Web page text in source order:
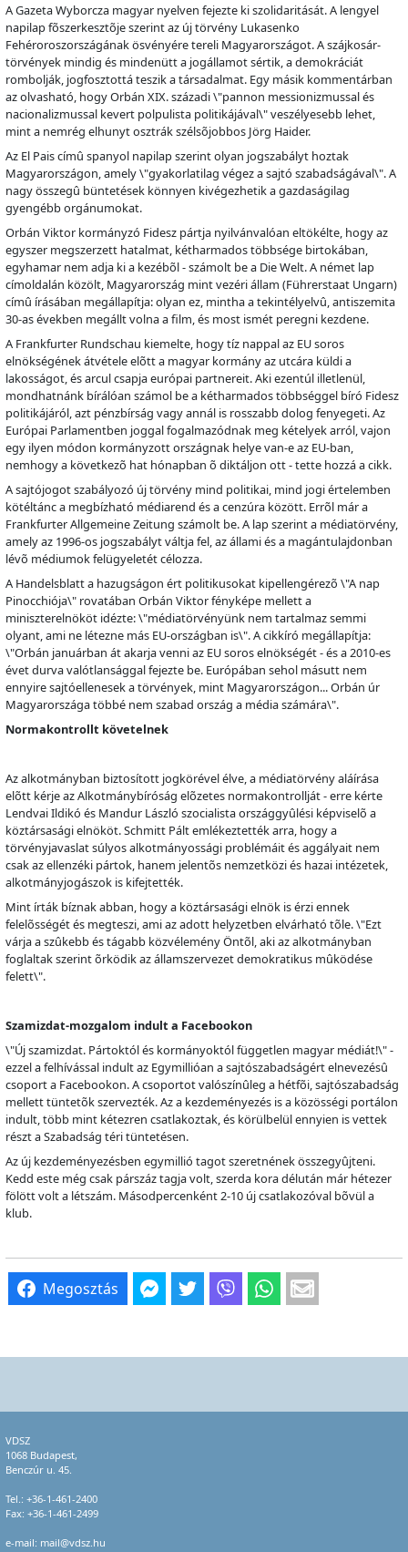
A Gazeta Wyborcza magyar nyelven fejezte ki szolidaritását. A lengyel
napilap fõszerkesztõje szerint az új törvény Lukasenko
Fehéroroszországának ösvényére tereli Magyarországot. A szájkosár-
törvények mindig és mindenütt a jogállamot sértik, a demokráciát
rombolják, jogfosztottá teszik a társadalmat. Egy másik kommentárban
az olvasható, hogy Orbán XIX. századi \"pannon messionizmussal és
nacionalizmussal kevert polpulista politikájával\" veszélyesebb lehet,
mint a nemrég elhunyt osztrák szélsõjobbos Jörg Haider.
Az El Pais címû spanyol napilap szerint olyan jogszabályt hoztak
Magyarországon, amely \"gyakorlatilag végez a sajtó szabadságával\". A
nagy összegû büntetések könnyen kivégezhetik a gazdaságilag
gyengébb orgánumokat.
Orbán Viktor kormányzó Fidesz pártja nyilvánvalóan eltökélte, hogy az
egyszer megszerzett hatalmat, kétharmados többsége birtokában,
egyhamar nem adja ki a kezébõl - számolt be a Die Welt. A német lap
címoldalán közölt, Magyarország mint vezéri állam (Führerstaat Ungarn)
címû írásában megállapítja: olyan ez, mintha a tekintélyelvû, antiszemita
30-as években megállt volna a film, és most ismét peregni kezdene.
A Frankfurter Rundschau kiemelte, hogy tíz nappal az EU soros
elnökségének átvétele elõtt a magyar kormány az utcára küldi a
lakosságot, és arcul csapja európai partnereit. Aki ezentúl illetlenül,
mondhatnánk bírálóan számol be a kétharmados többséggel bíró Fidesz
politikájáról, azt pénzbírság vagy annál is rosszabb dolog fenyegeti. Az
Európai Parlamentben joggal fogalmazódnak meg kételyek arról, vajon
egy ilyen módon kormányzott országnak helye van-e az EU-ban,
nemhogy a következõ hat hónapban õ diktáljon ott - tette hozzá a cikk.
A sajtójogot szabályozó új törvény mind politikai, mind jogi értelemben
kötéltánc a megbízható médiarend és a cenzúra között. Errõl már a
Frankfurter Allgemeine Zeitung számolt be. A lap szerint a médiatörvény,
amely az 1996-os jogszabályt váltja fel, az állami és a magántulajdonban
lévõ médiumok felügyeletét célozza.
A Handelsblatt a hazugságon ért politikusokat kipellengérezõ \"A nap
Pinocchiója\" rovatában Orbán Viktor fényképe mellett a
miniszterelnököt idézte: \"médiatörvényünk nem tartalmaz semmi
olyant, ami ne létezne más EU-országban is\". A cikkíró megállapítja:
\"Orbán januárban át akarja venni az EU soros elnökségét - és a 2010-es
évet durva valótlansággal fejezte be. Európában sehol másutt nem
ennyire sajtóellenesek a törvények, mint Magyarországon... Orbán úr
Magyarországa többé nem szabad ország a média számára\".
Normakontrollt követelnek
Az alkotmányban biztosított jogkörével élve, a médiatörvény aláírása
elõtt kérje az Alkotmánybíróság elõzetes normakontrollját - erre kérte
Lendvai Ildikó és Mandur László szocialista országgyûlési képviselõ a
köztársasági elnököt. Schmitt Pált emlékeztették arra, hogy a
törvényjavaslat súlyos alkotmányossági problémáit és aggályait nem
csak az ellenzéki pártok, hanem jelentõs nemzetközi és hazai intézetek,
alkotmányjogászok is kifejtették.
Mint írták bíznak abban, hogy a köztársasági elnök is érzi ennek
felelõsségét és megteszi, ami az adott helyzetben elvárható tõle. \"Ezt
várja a szûkebb és tágabb közvélemény Öntõl, aki az alkotmányban
foglaltak szerintõrködik az államszervezet demokratikus mûködése
felett\".
Szamizdat-mozgalom indult a Facebookon
\"Új szamizdat. Pártoktól és kormányoktól független magyar médiát!\" -
ezzel a felhívással indult az Egymillióan a sajtószabadságért elnevezésû
csoport a Facebookon. A csoportot valószínûleg a hétfõi, sajtószabadság
mellett tüntetõk szervezték. Az a kezdeményezés is a közösségi portálon
indult, több mint kétezren csatlakoztak, és körülbelül ennyien is vettek
részt a Szabadság téri tüntetésen.
Az új kezdeményezésben egymillió tagot szeretnének összegyûjteni.
Kedd este még csak párszáz tagja volt, szerda kora délután már hétezer
fölött volt a létszám. Másodpercenként 2-10 új csatlakozóval bõvül a
klub.
Megosztás
VDSZ
1068 Budapest,
Benczúr u. 45.
Tel.: +36-1-461-2400
Fax: +36-1-461-2499
e-mail: mail@vdsz.hu